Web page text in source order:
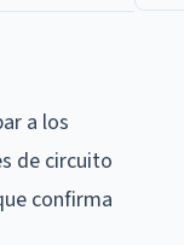
a los
de circuito
confirma